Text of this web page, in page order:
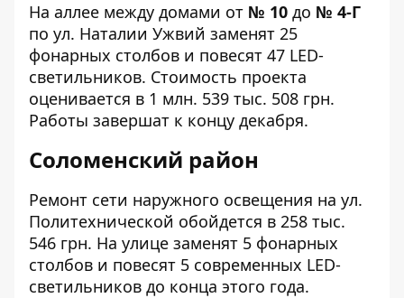
На аллее между домами от № 10 до № 4-Г
по ул. Наталии Ужвий заменят 25
фонарных столбов и повесят 47 LED-
светильников. Стоимость проекта
оценивается в 1 млн. 539 тыс. 508 грн.
Работы завершат к концу декабря.
Соломенский район
Ремонт сети наружного освещения на ул.
Политехнической обойдется в 258 тыс.
546 грн. На улице заменят 5 фонарных
столбов и повесят 5 современных LED-
светильников до конца этого года.